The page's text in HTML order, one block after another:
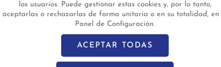
los usuarios. Puede gestionar estas cookies y, por lo tanto,
aceptarlas o rechazarlas de forma unitaria o en su totalidad, en
Panel de Configuración.
ACEPTAR TODAS